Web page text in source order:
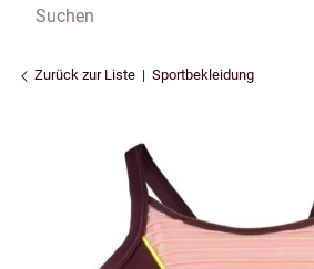
Zurück zur Liste Sportbekleidung